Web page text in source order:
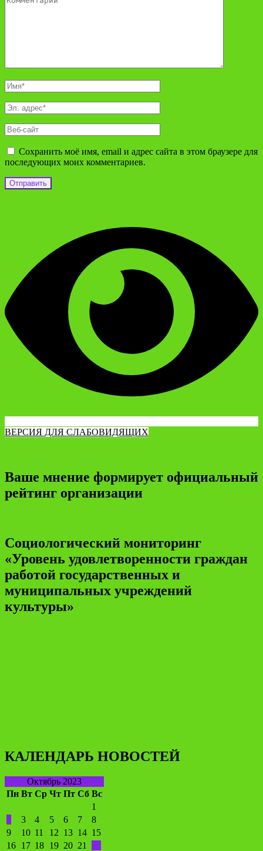
Сохранить моё имя, email и адрес сайта в этом браузере для
последующих моих комментариев.
ВЕРСИЯ ДЛЯ СЛАБОВИДЯЩИХ
Ваше мнение формирует официальный
рейтинг организации
Социологический мониторинг
«Уровень удовлетворенности граждан
работой государственных и
муниципальных учреждений
культуры»
КАЛЕНДАРЬ НОВОСТЕЙ
Октябрь 2023
Пн Вт Ср Чт Пт Сб Вс
1
3 4 5 6 7
8
9
10 11 12 13 14 15
16 17 18 19 20 21